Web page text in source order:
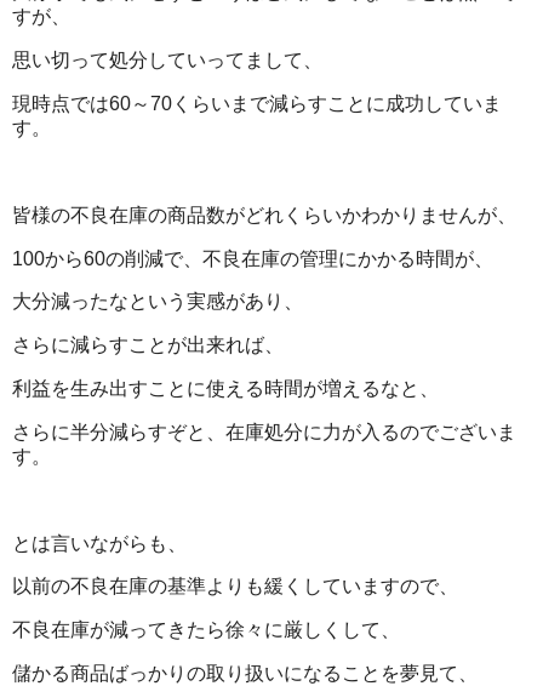
すが、
思い切って処分していってまして、
現時点では60～70くらいまで減らすことに成功していま
す。
皆様の不良在庫の商品数がどれくらいかわかりませんが、
100から60の削減で、不良在庫の管理にかかる時間が、
大分減ったなという実感があり、
さらに減らすことが出来れば、
利益を生み出すことに使える時間が増えるなと、
さらに半分減らすぞと、在庫処分に力が入るのでございま
す。
とは言いながらも、
以前の不良在庫の基準よりも緩くしていますので、
不良在庫が減ってきたら徐々に厳しくして、
儲かる商品ばっかりの取り扱いになることを夢見て、